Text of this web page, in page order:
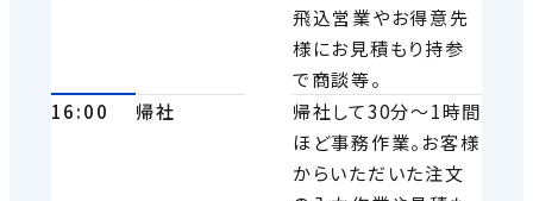
飛込営業やお得意先
様にお見積もり持参
で商談等。
16:00
帰社
帰社して30分～1時間
ほど事務作業。お客様
からいただいた注文